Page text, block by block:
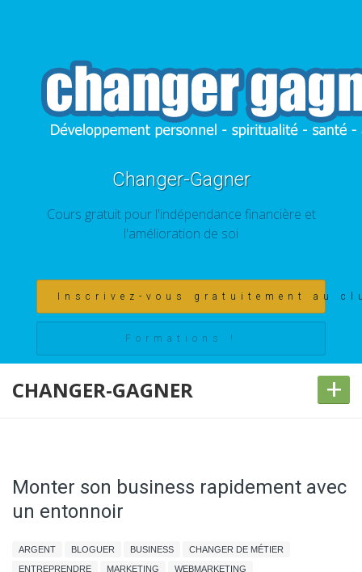
Changer-Gagner
Cours gratuit pour l'indépendance financière et
l'amélioration de soi
Inscrivez-vous gratuitement au
Formations !
CHANGER-GAGNER +
Monter son business rapidement avec
un entonnoir
ARGENT BLOGUER BUSINESS
CHANGER DE MÉTIER
ENTREPRENDRE
MARKETING WEBMARKETING